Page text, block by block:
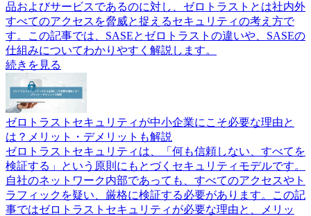
品およびサービスであるのに対し、ゼロトラストとは社内外
すべてのアクセスを脅威と捉えるセキュリティの考え方で
す。この記事では、SASEとゼロトラストの違いや、SASEの
仕組みについてわかりやすく解説します。
続きを見る
ゼロトラストセキュリティが中小企業にこそ必要な理由と
は？メリット・デメリットも解説
ゼロトラストセキュリティは、「何も信頼しない、すべてを
検証する」という原則にもとづくセキュリティモデルです。
自社のネットワーク内部であっても、すべてのアクセスやト
ラフィックを疑い、厳格に検証する必要があります。この記
事ではゼロトラストセキュリティが必要な理由と、メリッ